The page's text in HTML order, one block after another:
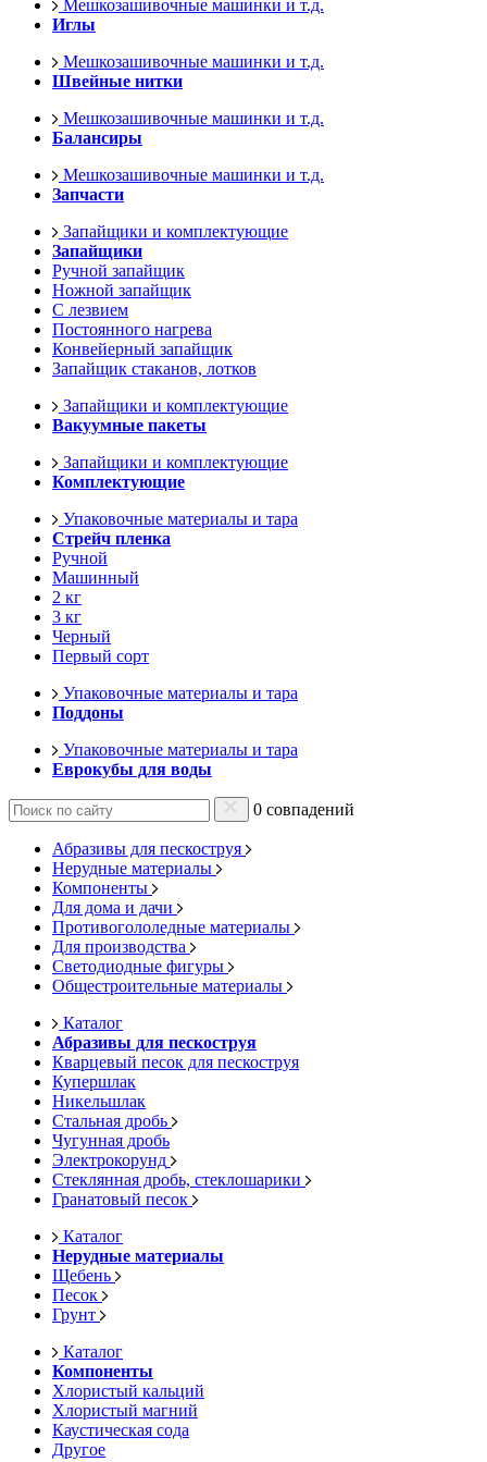
Мешкозашивочные машинки и т.д.
Иглы
Мешкозашивочные машинки и т.д.
Швейные нитки
Мешкозашивочные машинки и т.д.
Балансиры
Мешкозашивочные машинки и т.д.
Запчасти
Запайщики и комплектующие
Запайщики
Ручной запайщик
Ножной запайщик
С лезвием
Постоянного нагрева
Конвейерный запайщик
Запайщик стаканов, лотков
Запайщики и комплектующие
Вакуумные пакеты
Запайщики и комплектующие
Комплектующие
Упаковочные материалы и тара
Стрейч пленка
Ручной
Машинный
2 кг
3 кг
Черный
Первый сорт
Упаковочные материалы и тара
Поддоны
Упаковочные материалы и тара
Еврокубы для воды
0 совпадений
Абразивы для пескоструя
Нерудные материалы
Компоненты
Для дома и дачи
Противогололедные материалы
Для производства
Светодиодные фигуры
Общестроительные материалы
Каталог
Абразивы для пескоструя
Кварцевый песок для пескоструя
Купершлак
Никельшлак
Стальная дробь
Чугунная дробь
Электрокорунд
Стеклянная дробь, стеклошарики
Гранатовый песок
Каталог
Нерудные материалы
Щебень
Песок
Грунт
Каталог
Компоненты
Хлористый кальций
Хлористый магний
Каустическая сода
Другое